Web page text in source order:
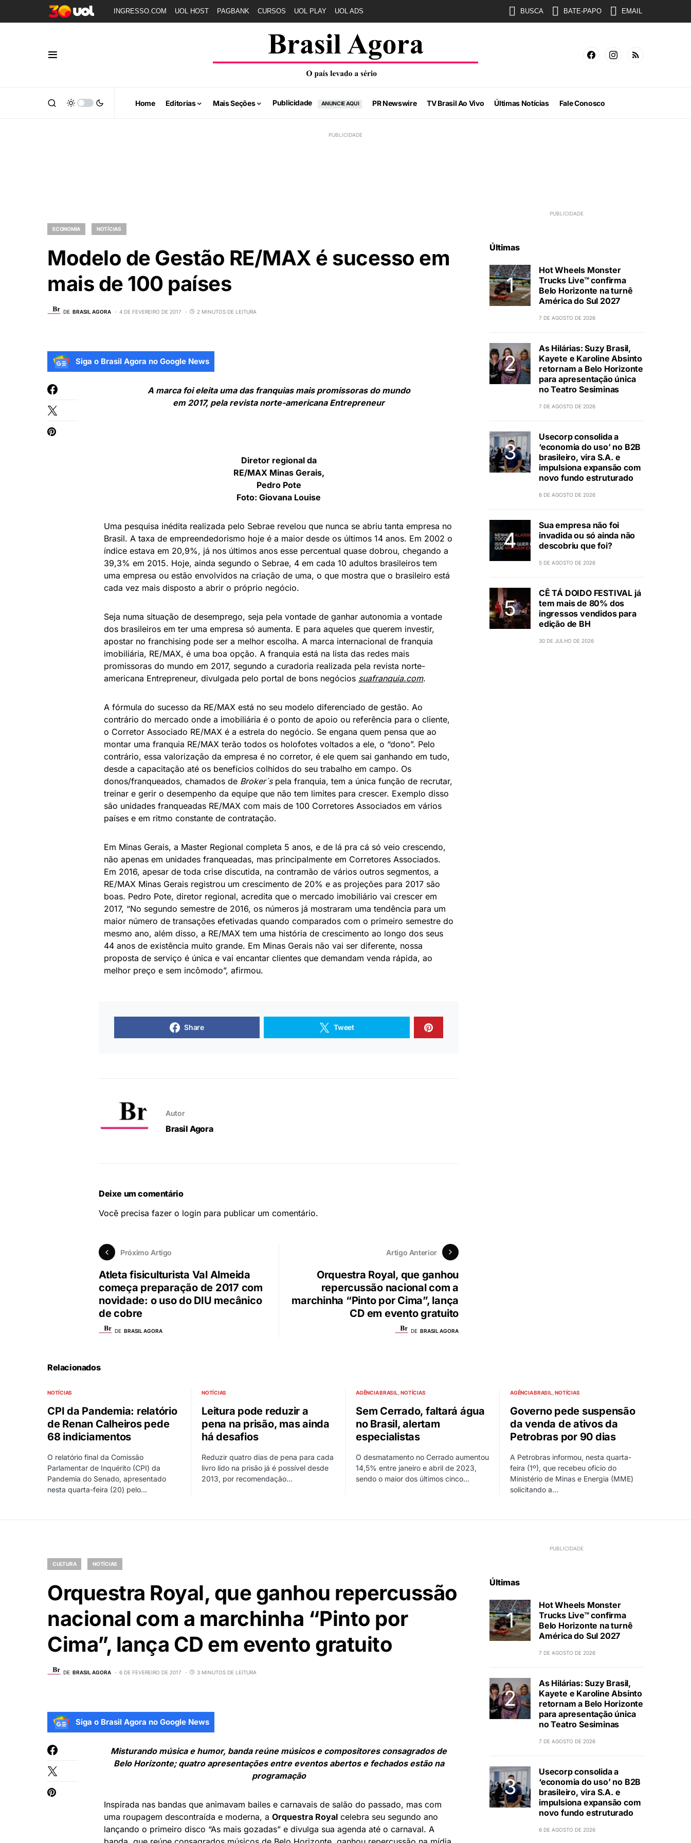
INGRESSO.COM UOL HOST PAGBANK CURSOS UOL PLAY UOL ADS BUSCA BATE-PAPO EMAIL
Home Editorias Mais Seções Publicidade ANUNCIE AQUI PR Newswire TV Brasil Ao Vivo Últimas Notícias Fale Conosco
ECONOMIA NOTÍCIAS
Modelo de Gestão RE/MAX é sucesso em
mais de 100 países
DE BRASIL AGORA 4 DE FEVEREIRO DE 2017 2 MINUTOS DE LEITURA
Siga o Brasil Agora no Google News
A marca foi eleita uma das franquias mais promissoras do mundo
em 2017, pela revista norte-americana Entrepreneur
Diretor regional da
RE/MAX Minas Gerais,
Pedro Pote
Foto: Giovana Louise
Uma pesquisa inédita realizada pelo Sebrae revelou que nunca se abriu tanta empresa no
Brasil. A taxa de empreendedorismo hoje é a maior desde os últimos 14 anos. Em 2002 o
índice estava em 20,9%, já nos últimos anos esse percentual quase dobrou, chegando a
39,3% em 2015. Hoje, ainda segundo o Sebrae, 4 em cada 10 adultos brasileiros tem
uma empresa ou estão envolvidos na criação de uma, o que mostra que o brasileiro está
cada vez mais disposto a abrir o próprio negócio.
Seja numa situação de desemprego, seja pela vontade de ganhar autonomia a vontade
dos brasileiros em ter uma empresa só aumenta. E para aqueles que querem investir,
apostar no franchising pode ser a melhor escolha. A marca internacional de franquia
imobiliária, RE/MAX, é uma boa opção. A franquia está na lista das redes mais
promissoras do mundo em 2017, segundo a curadoria realizada pela revista norte-
americana Entrepreneur, divulgada pelo portal de bons negócios suafranquia.com.
A fórmula do sucesso da RE/MAX está no seu modelo diferenciado de gestão. Ao
contrário do mercado onde a imobiliária é o ponto de apoio ou referência para o cliente,
o Corretor Associado RE/MAX é a estrela do negócio. Se engana quem pensa que ao
montar uma franquia RE/MAX terão todos os holofotes voltados a ele, o “dono”. Pelo
contrário, essa valorização da empresa é no corretor, é ele quem sai ganhando em tudo,
desde a capacitação até os benefícios colhidos do seu trabalho em campo. Os
donos/franqueados, chamados de Broker´spela franquia, tem a única função de recrutar,
treinar e gerir o desempenho da equipe que não tem limites para crescer. Exemplo disso
são unidades franqueadas RE/MAX com mais de 100 Corretores Associados em vários
países e em ritmo constante de contratação.
Em Minas Gerais, a Master Regional completa 5 anos, e de lá pra cá só veio crescendo,
não apenas em unidades franqueadas, mas principalmente em Corretores Associados.
Em 2016, apesar de toda crise discutida, na contramão de vários outros segmentos, a
RE/MAX Minas Gerais registrou um crescimento de 20% e as projeções para 2017 são
boas. Pedro Pote, diretor regional, acredita que o mercado imobiliário vai crescer em
2017, “No segundo semestre de 2016, os números já mostraram uma tendência para um
maior número de transações efetivadas quando comparados com o primeiro semestre do
mesmo ano, além disso, a RE/MAX tem uma história de crescimento ao longo dos seus
44 anos de existência muito grande. Em Minas Gerais não vai ser diferente, nossa
proposta de serviço é única e vai encantar clientes que demandam venda rápida, ao
melhor preço e sem incômodo”, afirmou.
Share Tweet
Autor
Brasil Agora
Deixe um comentário
Você precisa fazer o login para publicar um comentário.
Próximo Artigo
Atleta fisiculturista Val Almeida
começa preparação de 2017 com
novidade: o uso do DIU mecânico
de cobre
DE BRASIL AGORA
Artigo Anterior
Orquestra Royal, que ganhou
repercussão nacional com a
marchinha “Pinto por Cima”, lança
CD em evento gratuito
DE BRASIL AGORA
Últimas
Hot Wheels Monster
Trucks Live™ confirma
Belo Horizonte na turnê
América do Sul 2027
7 DE AGOSTO DE 2026
As Hilárias: Suzy Brasil,
Kayete e Karoline Absinto
retornam a Belo Horizonte
para apresentação única
no Teatro Sesiminas
7 DE AGOSTO DE 2026
Usecorp consolida a
‘economia do uso’ no B2B
brasileiro, vira S.A. e
impulsiona expansão com
novo fundo estruturado
6 DE AGOSTO DE 2026
Sua empresa não foi
invadida ou só ainda não
descobriu que foi?
5 DE AGOSTO DE 2026
CÊ TÁ DOIDO FESTIVAL já
tem mais de 80% dos
ingressos vendidos para
edição de BH
30 DE JULHO DE 2026
Relacionados
NOTÍCIAS
CPI da Pandemia: relatório
de Renan Calheiros pede
68 indiciamentos
O relatório final da Comissão
Parlamentar de Inquérito (CPI) da
Pandemia do Senado, apresentado
nesta quarta-feira (20) pelo…
NOTÍCIAS
Leitura pode reduzir a
pena na prisão, mas ainda
há desafios
Reduzir quatro dias de pena para cada
livro lido na prisão já é possível desde
2013, por recomendação…
AGÊNCIA BRASIL NOTÍCIAS
Sem Cerrado, faltará água
no Brasil, alertam
especialistas
O desmatamento no Cerrado aumentou
14,5% entre janeiro e abril de 2023,
sendo o maior dos últimos cinco…
AGÊNCIA BRASIL NOTÍCIAS
Governo pede suspensão
da venda de ativos da
Petrobras por 90 dias
A Petrobras informou, nesta quarta-
feira (1º), que recebeu ofício do
Ministério de Minas e Energia (MME)
solicitando a…
CULTURA NOTÍCIAS
Orquestra Royal, que ganhou repercussão
nacional com a marchinha “Pinto por
Cima”, lança CD em evento gratuito
DE BRASIL AGORA 6 DE FEVEREIRO DE 2017 3 MINUTOS DE LEITURA
Siga o Brasil Agora no Google News
Misturando música e humor, banda reúne músicos e compositores consagrados de
Belo Horizonte; quatro apresentações entre eventos abertos e fechados estão na
programação
Inspirada nas bandas que animavam bailes e carnavais de salão do passado, mas com
uma roupagem descontraída e moderna, a Orquestra Royal celebra seu segundo ano
lançando o primeiro disco “As mais gozadas” e divulga sua agenda até o carnaval. A
Últimas
Hot Wheels Monster
Trucks Live™ confirma
Belo Horizonte na turnê
América do Sul 2027
7 DE AGOSTO DE 2026
As Hilárias: Suzy Brasil,
Kayete e Karoline Absinto
retornam a Belo Horizonte
para apresentação única
no Teatro Sesiminas
7 DE AGOSTO DE 2026
Usecorp consolida a
‘economia do uso’ no B2B
brasileiro, vira S.A. e
impulsiona expansão com
novo fundo estruturado
6 DE AGOSTO DE 2026